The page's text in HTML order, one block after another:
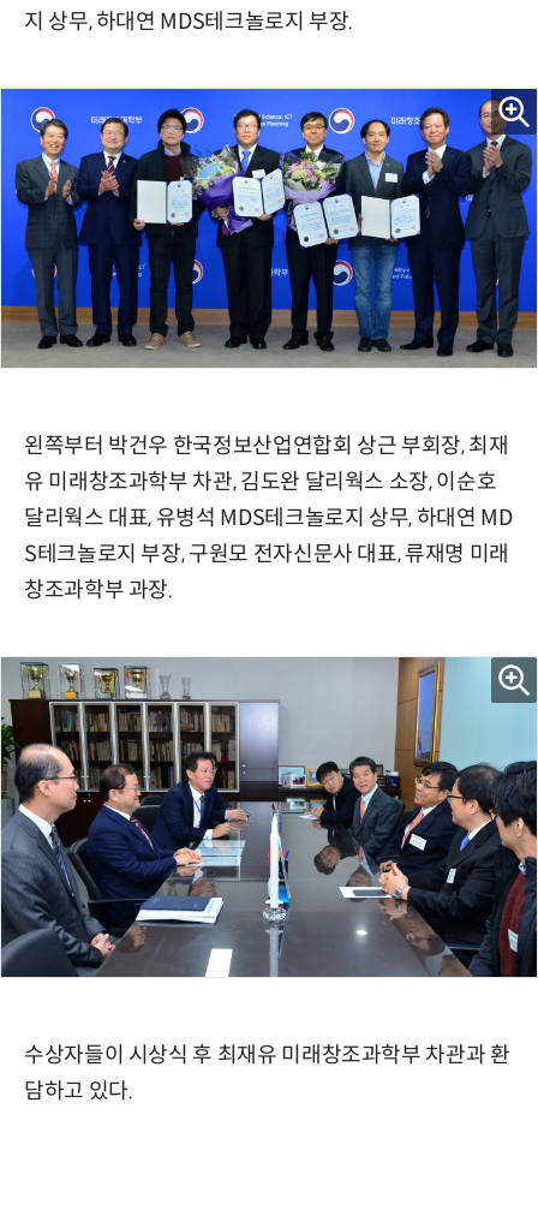
지 상무, 하대연 MDS테크놀로지 부장.
왼쪽부터 박건우 한국정보산업연합회 상근 부회장, 최재
유 미래창조과학부 차관, 김도완 달리웍스 소장, 이순호
달리웍스 대표, 유병석 MDS테크놀로지 상무, 하대연 MD
S테크놀로지 부장, 구원모 전자신문사 대표, 류재명 미래
창조과학부 과장.
수상자들이 시상식 후 최재유 미래창조과학부 차관과 환
담하고 있다.